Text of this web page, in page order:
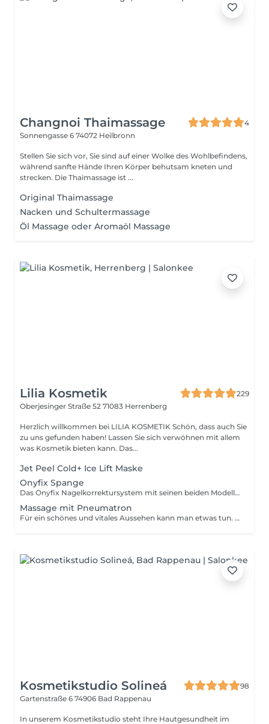
Changnoi Thaimassage
4
Sonnengasse 6 74072 Heilbronn
Stellen Sie sich vor, Sie sind auf einer Wolke des Wohlbefindens,
während sanfte Hände Ihren Körper behutsam kneten und
strecken. Die Thaimassage ist ...
Original Thaimassage
Nacken und Schultermassage
Öl Massage oder Aromaöl Massage
Lilia Kosmetik
229
Oberjesinger Straße 52 71083 Herrenberg
Herzlich willkommen bei LILIA KOSMETIK Schön, dass auch Sie
zu uns gefunden haben! Lassen Sie sich verwöhnen mit allem
was Kosmetik bieten kann. Das...
Jet Peel Cold+ Ice Lift Maske
Onyfix Spange
Das Onyfix Nagelkorrektursystem mit seinen beiden Modellierspangen Onyfix Soft und Hard ist ein vielseitiges und innovatives Produkt zur völlig schmerzfreien Behandlung fast aller Formen von eingerollten und eingewachsenen Fußnägeln. Ihr Fußprofi fixiert dazu das individuell angepasste System auf dem betroffenen Nagel, der dann mit seinem eigenen Wachstum in seine natürliche Form geführt wird. Dabei sind sowohl das Anbringen selbst als auch das Tragen schmerzfrei!
Massage mit Pneumatron
Für ein schönes und vitales Aussehen kann man etwas tun. Neben schmerzhaften, invasiven und kostenintensiven Methoden gibt es eine sanfte Möglichkeit, die Haut straffer und schöner aussehen zu lassen. Die pneumatische Pulsationsmassage vereint die klassischen Methoden des Schröpfens, der Lymphdrainage und der Massage bzw. der Reflexzonenmassage in einem. Mit sanftem Unterdruck und atmosphärischem Druck wird das Gewebe angesaugt und sofort wieder entspannt ca. 200mal pro Minute. Diese optimale Frequenz der Pneumatischen Pulsationsmassage regt die Bewegung sämtlicher Gewebeflüssigkeiten an und bringt das Gewebe in Schwingung. Die Unterdruckwellen beeinflussen auch das tiefere Gewebe. Durch die Pulsation verstärkt sich die Fließgeschwindigkeit des Blutes und der Lymphe. Die im Gewebe angesammelten Stoffwechselschlacken und Umweltschadstoffe werden gelöst und mit Hilfe des Lymphflusses und der Durchblutung den Entgiftungs und Ausscheidungsorganen zugeführt. Es kommt zu einer spürbaren Entlastung des gesamten Organismus. Körpereigene Vitalstoffe wie Hormone, Vitamine und Mineralien haben freie Bahn" zu den Zellverbänden und stehen verstärkt für einen optimalen Stoffwechsel und eine damit verbundene Gesundung zur Verfügung. Anwendung: Gesicht und Körper Schwangerschaftsstreifen Cellulite Narbenbehandlung Gewebestraffung Faltenreduzierung Tränensäcke Doppelkinn Busenstraffung Akne Kopfhautmassage Entspannungsmassage.
Kosmetikstudio Solineá
98
Gartenstraße 6 74906 Bad Rappenau
In unserem Kosmetikstudio steht Ihre Hautgesundheit im